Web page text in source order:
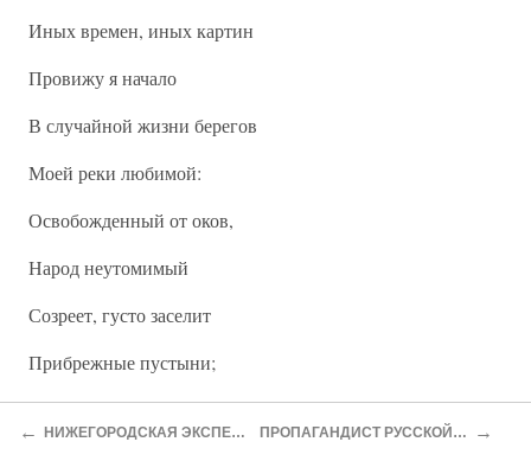
Иных времен, иных картин
Провижу я начало
В случайной жизни берегов
Моей реки любимой:
Освобожденный от оков,
Народ неутомимый
Созреет, густо заселит
Прибрежные пустыни;
Наука воды углубит:
← НИЖЕГОРОДСКАЯ ЭКСПЕДИЦИЯ ПРОПАГАНДИСТ РУССКОЙ НАУКИ →